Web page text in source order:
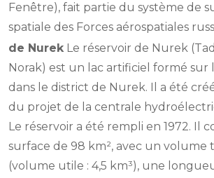
Fenêtre), fait partie du système de
spatiale des Forces aérospatiales
de NurekLe réservoir de Nurek
Norak) est un lac artificiel formé sur
dans le district de Nurek. Il a été
du projet de la centrale
Le réservoir a été rempli en 1972. Il
surface de 98 km², avec un volume
(volume utile : 4,5 km³), une